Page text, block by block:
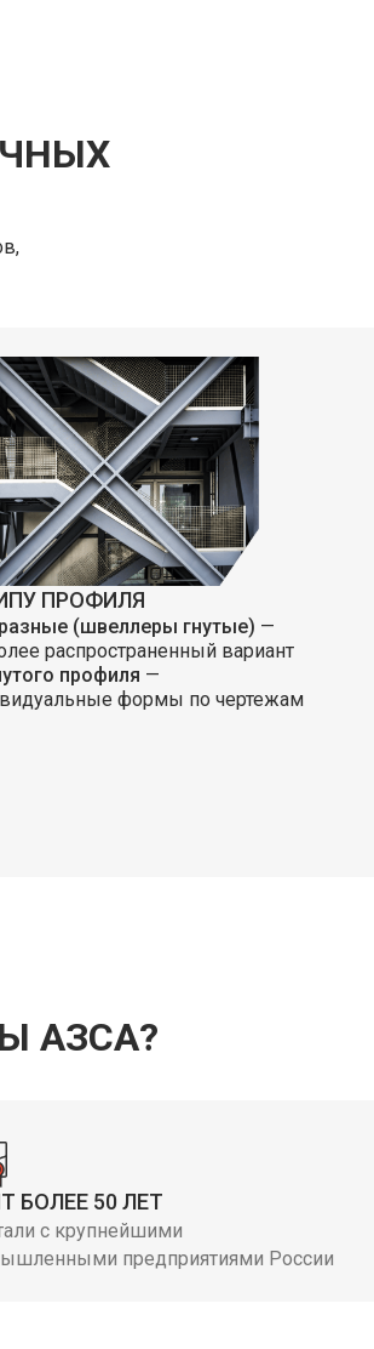
ПРОФИЛЯ
(швеллеры гнутые) —
распространенный вариант
профиля —
формы по чертежам
АЗСА?
БОЛЕЕ 50 ЛЕТ
с крупнейшими
предприятиями России